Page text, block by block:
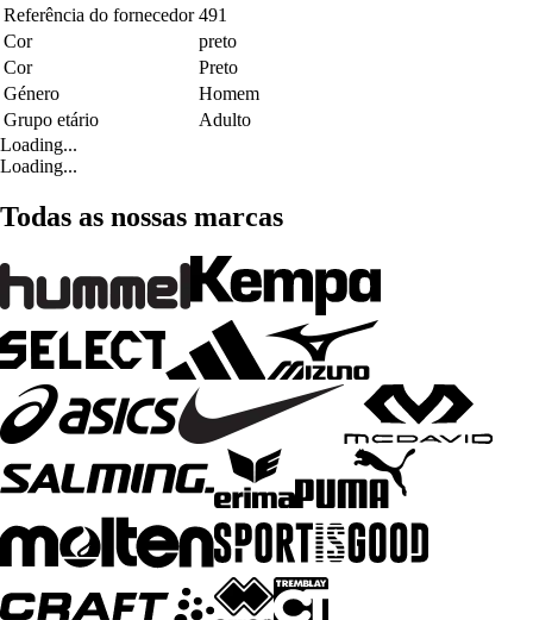
Referência do fornecedor 491
Cor
preto
Cor
Preto
Género
Homem
Grupo etário
Adulto
Loading...
Loading...
Todas as nossas marcas